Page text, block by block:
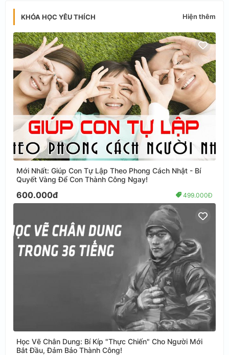
KHÓA HỌC YÊU THÍCH Hiện thêm
Mới Nhất: Giúp Con Tự Lập Theo Phong Cách Nhật - Bí
Quyết Vàng Để Con Thành Công Ngay!
600.000đ 499.000Đ
Học Vẽ Chân Dung: Bí Kíp "Thực Chiến" Cho Người Mới
Bắt Đầu, Đảm Bảo Thành Công!